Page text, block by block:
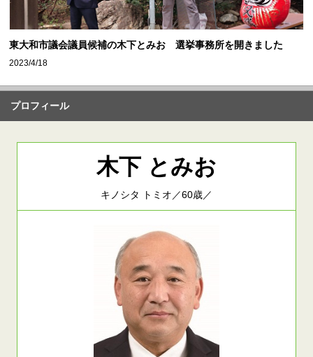
東大和市議会議員候補の木下とみお 選挙事務所を開きました
2023/4/18
プロフィール
木下 とみお
キノシタ トミオ／60歳／